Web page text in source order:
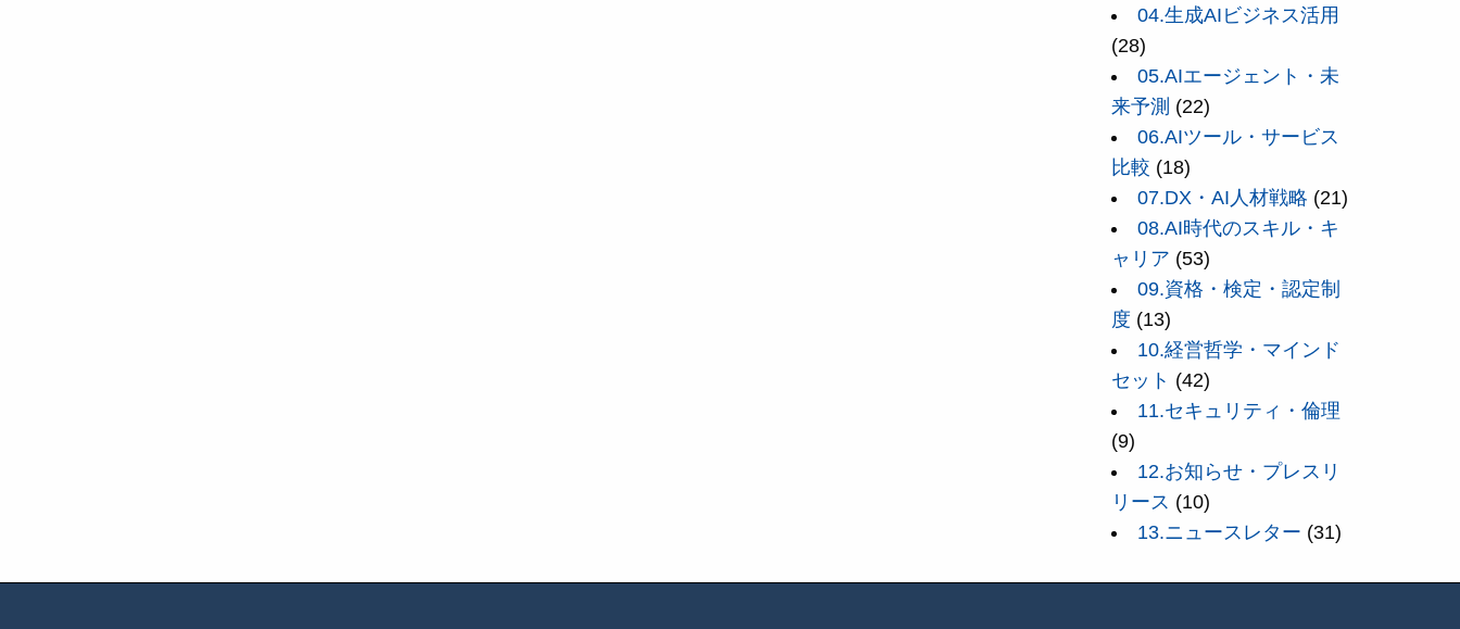
04.生成AIビジネス活用
(28)
05.AIエージェント・未
来予測 (22)
06.AIツール・サービス
比較 (18)
07.DX・AI人材戦略 (21)
08.AI時代のスキル・キ
ャリア (53)
09.資格・検定・認定制
度 (13)
10.経営哲学・マインド
セット (42)
11.セキュリティ・倫理
(9)
12.お知らせ・プレスリ
リース (10)
13.ニュースレター (31)